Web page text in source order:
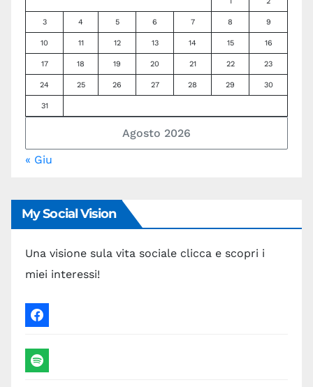
k
Agosto 2026
3 4 5 6 7 8 9
10 11 12 13 14 15 16
17 18 19 20 21 22 23
24 25 26 27 28 29 30
31
« Giu
My Social Vision
Una visione sula vita sociale clicca e scopri i
miei interessi!
facebook
spotify